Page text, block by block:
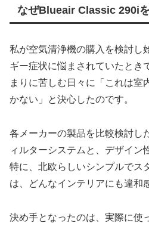
なぜBlueair Classic 290i
私が空気清浄機の購入を検討し
ギー症状に悩まされていたとき
まりに苦しむ日々に「これは室
かない」と決心したのです。
各メーカーの製品を比較検討し
ィルターシステムと、デザイン
特に、北欧らしいシンプルでス
は、どんなインテリアにも違和
決め手となったのは、実際に使